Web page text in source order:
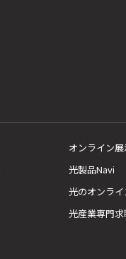
オンライン
光製品Navi
光のオンラ
光産業専門求